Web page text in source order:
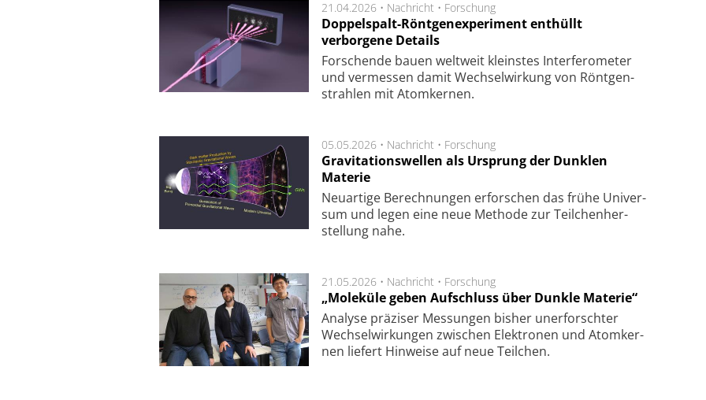
21.04.2026 • Nachricht • Forschung
Doppelspalt-Röntgenexperiment enthüllt
verborgene Details
For­schen­de bau­en welt­weit kleins­tes In­ter­fe­ro­me­ter
und ver­mes­sen da­mit Wech­sel­wir­kung von Rönt­gen­
strah­len mit Atom­ker­nen.
05.05.2026 • Nachricht • Forschung
Gravitationswellen als Ursprung der Dunklen
Materie
Neu­artige Be­rech­nung­en er­for­schen das frü­he Uni­ver­
sum und legen eine neue Me­tho­de zur Teil­chen­her­
stel­lung nahe.
21.05.2026 • Nachricht • Forschung
„Moleküle geben Aufschluss über Dunkle Materie“
Analyse prä­zi­ser Mes­sung­en bis­her un­er­for­schter
Wech­sel­wir­kung­en zwi­schen Elek­tro­nen und Atom­ker­
nen lie­fert Hin­wei­se auf neue Teil­chen.